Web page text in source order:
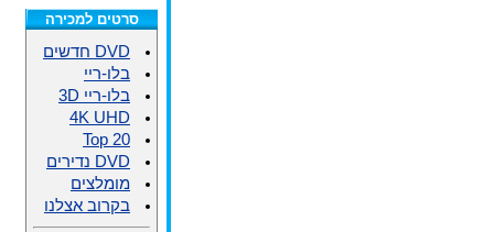
סרטים למכירה
DVD חדשים
בלו-ריי
בלו-ריי 3D
4K UHD
Top 20
DVD נדירים
מומלצים
בקרוב אצלנו